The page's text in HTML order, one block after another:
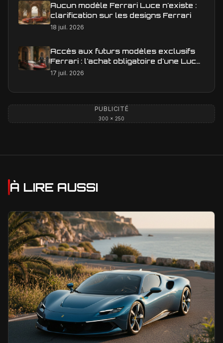
Aucun modèle Ferrari Luce n'existe :
clarification sur les designs Ferrari
18 juil. 2026
Accès aux futurs modèles exclusifs
Ferrari : l'achat obligatoire d'une Luce
est-il une réalité ?
17 juil. 2026
PUBLICITÉ
300 × 250
À LIRE AUSSI